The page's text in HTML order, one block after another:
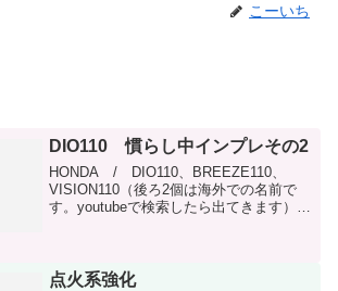
こーいち
DIO110 慣らし中インプレその2
HONDA / DIO110、BREEZE110、
VISION110（後ろ2個は海外での名前で
す。youtubeで検索したら出てきます）さ
点火系強化